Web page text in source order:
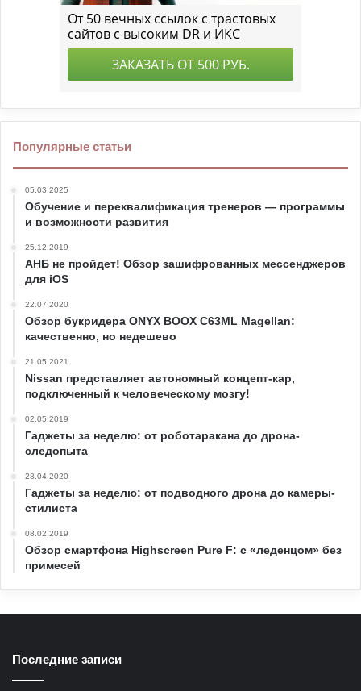
Популярные статьи
05.03.2025
Обучение и переквалификация тренеров — программы
и возможности развития
25.12.2019
АНБ не пройдет! Обзор зашифрованных мессенджеров
для iOS
22.07.2020
Обзор букридера ONYX BOOX C63ML Magellan:
качественно, но недешево
21.05.2021
Nissan представляет автономный концепт-кар,
подключенный к человеческому мозгу!
02.05.2019
Гаджеты за неделю: от роботаракана до дрона-
следопыта
28.04.2020
Гаджеты за неделю: от подводного дрона до камеры-
стилиста
08.02.2019
Обзор смартфона Highscreen Pure F: с «леденцом» без
примесей
Последние записи